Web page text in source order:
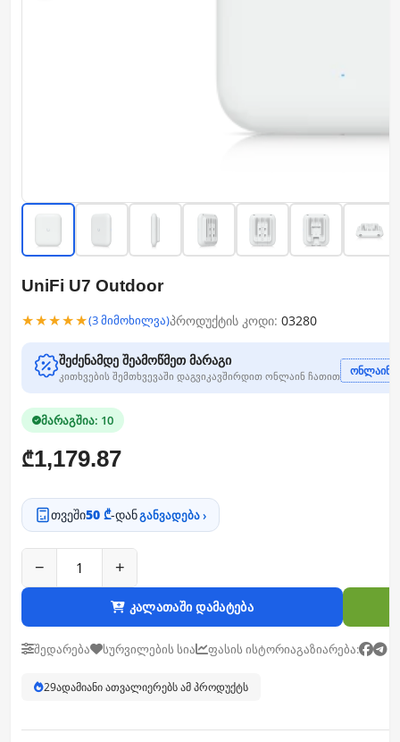
UniFi U7 Outdoor
★★★★★(3 მიმოხილვა)პროდუქტის კოდი: 03280
შეძენამდე შეამოწმეთ მარაგი
კითხვების შემთხვევაში დაგვიკავშირდით ონლაინ ჩათით ონლაინ
მარაგშია: 10
₾1,179.87
თვეში50 ₾-დანგანვადება ›
− +
კალათაში დამატება
შედარება სურვილების სია ფასის ისტორიაგაზიარება:
29ადამიანი ათვალიერებს ამ პროდუქტს